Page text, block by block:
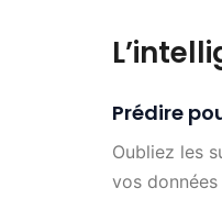
Prédire
Oubliez les
vos